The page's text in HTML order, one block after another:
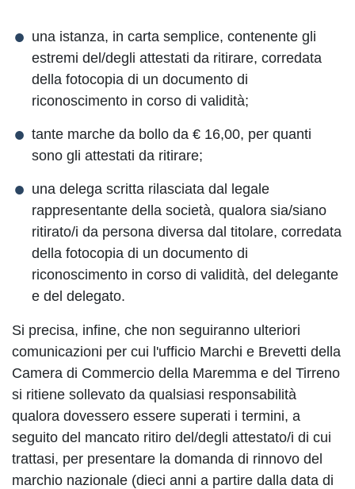
una istanza, in carta semplice, contenente gli
estremi del/degli attestati da ritirare, corredata
della fotocopia di un documento di
riconoscimento in corso di validità;
tante marche da bollo da € 16,00, per quanti
sono gli attestati da ritirare;
una delega scritta rilasciata dal legale
rappresentante della società, qualora sia/siano
ritirato/i da persona diversa dal titolare, corredata
della fotocopia di un documento di
riconoscimento in corso di validità, del delegante
e del delegato.
Si precisa, infine, che non seguiranno ulteriori
comunicazioni per cui l'ufficio Marchi e Brevetti della
Camera di Commercio della Maremma e del Tirreno
si ritiene sollevato da qualsiasi responsabilità
qualora dovessero essere superati i termini, a
seguito del mancato ritiro del/degli attestato/i di cui
trattasi, per presentare la domanda di rinnovo del
marchio nazionale (dieci anni a partire dalla data di